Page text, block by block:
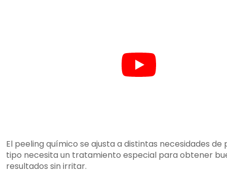
El peeling químico se ajusta a distintas necesidades de
tipo necesita un tratamiento especial para obtener
resultados sin irritar.